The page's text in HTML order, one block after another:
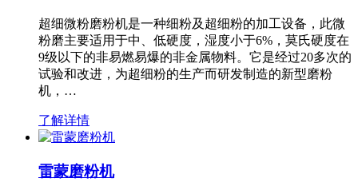
超细微粉磨粉机是一种细粉及超细粉的加工设备，此微
粉磨主要适用于中、低硬度，湿度小于6%，莫氏硬度在
9级以下的非易燃易爆的非金属物料。它是经过20多次的
试验和改进，为超细粉的生产而研发制造的新型磨粉
机，…
了解详情
雷蒙磨粉机